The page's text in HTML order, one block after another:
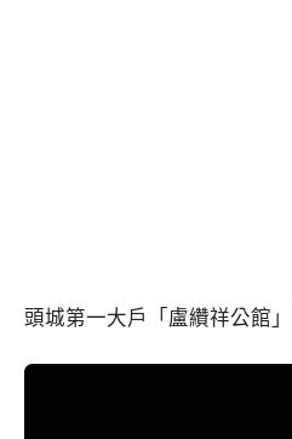
頭城第一大戶「盧纘祥公館